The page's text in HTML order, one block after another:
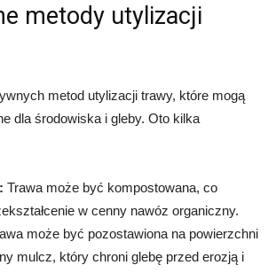
metody utylizacji
metod utylizacji trawy, które mogą
dla środowiska i gleby. Oto kilka
Trawa może być kompostowana, co
w cenny nawóz organiczny.
może być pozostawiona na powierzchni
mulcz, który chroni glebę przed erozją i